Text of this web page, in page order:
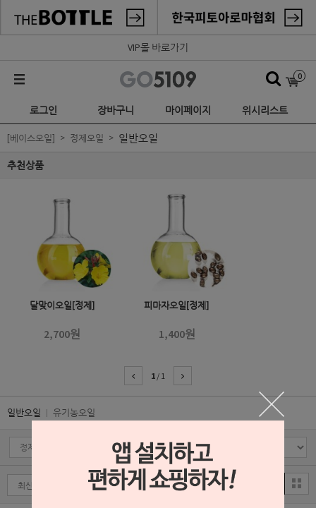
VIP몰 바로가기
0
로그인 장바구니 마이페이지 위시리스트
[베이스오일] 정제오일 일반오일
추천상품
달맞이오일[정제]
2,700원
피마자오일[정제]
1,400원
1 / 1
일반오일 유기농오일